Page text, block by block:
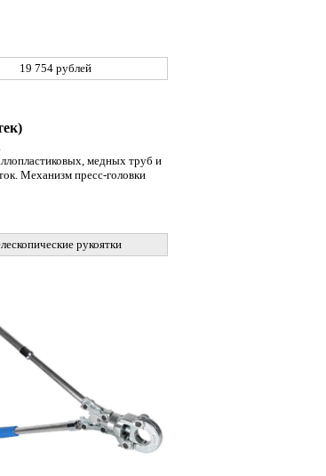
19 754 рублей
медных труб и
Механизм пресс-головки
рукоятки